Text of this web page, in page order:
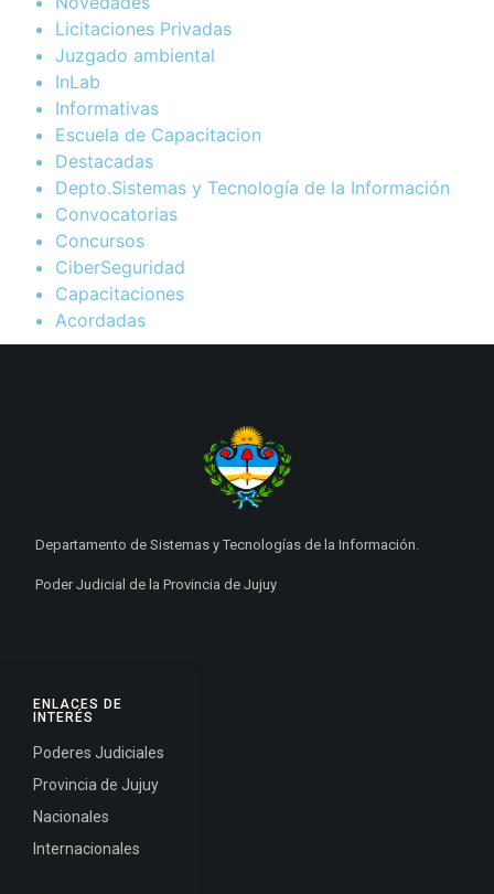
Licitaciones Privadas
Juzgado ambiental
InLab
Informativas
Escuela de Capacitacion
Destacadas
Depto.Sistemas y Tecnología de la Información
Convocatorias
Concursos
CiberSeguridad
Capacitaciones
Acordadas
ENLACES DE
INTERÉS
Poderes Judiciales
Provincia de Jujuy
Nacionales
Internacionales
Departamento de Sistemas y Tecnologías de la Información.
Poder Judicial de la Provincia de Jujuy